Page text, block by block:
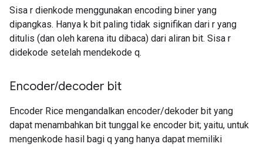
Sisa r dienkode menggunakan encoding biner yang
dipangkas. Hanya k bit paling tidak signifikan dari r yang
ditulis (dan oleh karena itu dibaca) dari aliran bit. Sisa r
didekode setelah mendekode q.
Encoder/decoder bit
Encoder Rice mengandalkan encoder/dekoder bit yang
dapat menambahkan bit tunggal ke encoder bit; yaitu, untuk
mengenkode hasil bagi q yang hanya dapat memiliki